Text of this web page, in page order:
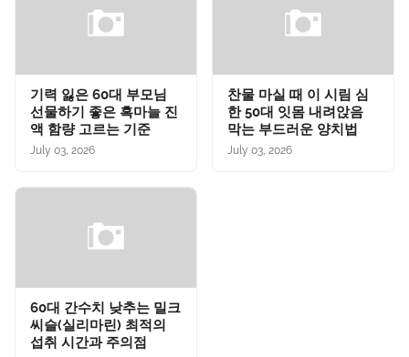
기력 잃은 60대 부모님
선물하기 좋은 흑마늘 진
액 함량 고르는 기준
July 03, 2026
찬물 마실 때 이 시림 심
한 50대 잇몸 내려앉음
막는 부드러운 양치법
July 03, 2026
60대 간수치 낮추는 밀크
씨슬(실리마린) 최적의
섭취 시간과 주의점